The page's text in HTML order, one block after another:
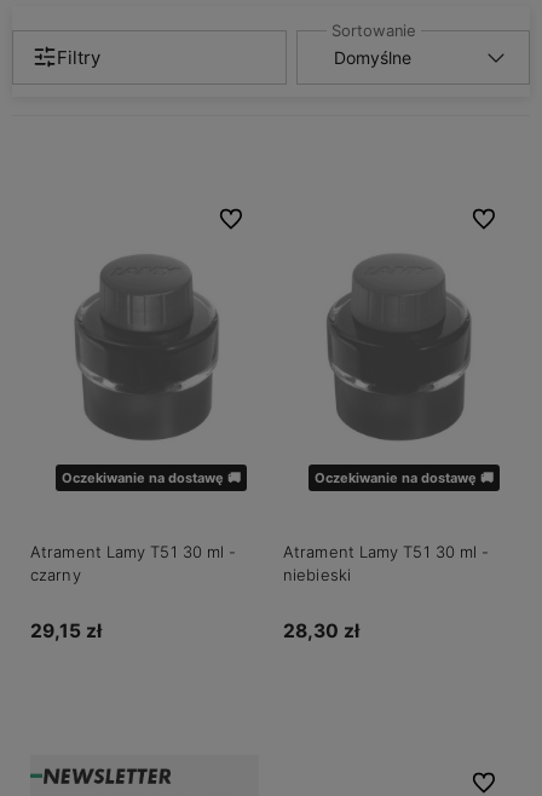
Filtry
Oczekiwanie na dostawę 🚚
Atrament Lamy T51 30 ml -
czarny
29,15 zł
Do ulubionych
Oczekiwanie na dostawę 🚚
Atrament Lamy T51 30 ml -
niebieski
28,30 zł
Do
Do